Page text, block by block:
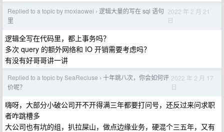
Replied to a topic by moxiaowei › 逻辑大量的写在 sql 语句
里
2022 年 2 月 21
日
逻辑全写在代码里，都上事务吗？
多次 query 的额外网络和 IO 开销需要考虑吗？
有没有好哥哥讲一讲
Replied to a topic by SeaRecluse › 十年跳八次，你会如何评
价呢？
2022 年 2 月 17
日
嗨呀，大部分小破公司开不开得满三年都要打问号，还反过来问求职
者咋跳槽多
大公司也有坑的组，扒拉屎山，做点边缘业务，硬混个三五年，又有